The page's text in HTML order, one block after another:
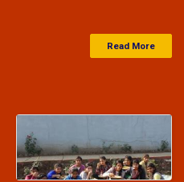
Balak Inter College Entrance
Read More